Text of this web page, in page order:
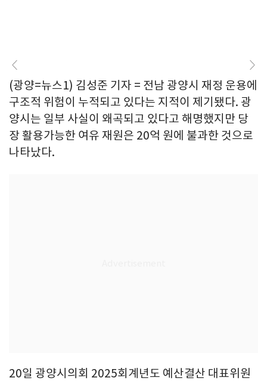
(광양=뉴스1) 김성준 기자 = 전남 광양시 재정 운용에
구조적 위험이 누적되고 있다는 지적이 제기됐다. 광
양시는 일부 사실이 왜곡되고 있다고 해명했지만 당
장 활용가능한 여유 재원은 20억 원에 불과한 것으로
나타났다.
20일 광양시의회 2025회계년도 예산결산 대표위원